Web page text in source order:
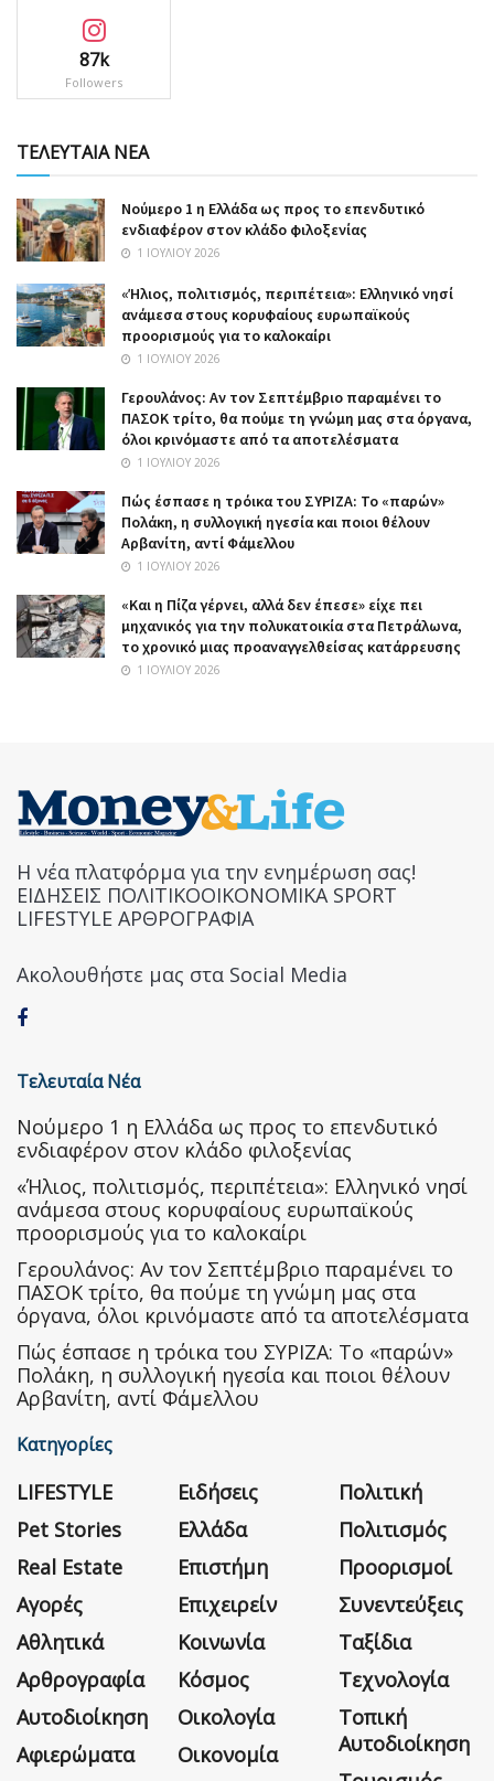
87k
Followers
ΤΕΛΕΥΤΑΙΑ ΝΕΑ
Nούμερο 1 η Ελλάδα ως προς το επενδυτικό
ενδιαφέρον στον κλάδο φιλοξενίας
1 ΙΟΥΛΊΟΥ 2026
«Ήλιος, πολιτισμός, περιπέτεια»: Ελληνικό νησί
ανάμεσα στους κορυφαίους ευρωπαϊκούς
προορισμούς για το καλοκαίρι
1 ΙΟΥΛΊΟΥ 2026
Γερουλάνος: Αν τον Σεπτέμβριο παραμένει το
ΠΑΣΟΚ τρίτο, θα πούμε τη γνώμη μας στα όργανα,
όλοι κρινόμαστε από τα αποτελέσματα
1 ΙΟΥΛΊΟΥ 2026
Πώς έσπασε η τρόικα του ΣΥΡΙΖΑ: Το «παρών»
Πολάκη, η συλλογική ηγεσία και ποιοι θέλουν
Αρβανίτη, αντί Φάμελλου
1 ΙΟΥΛΊΟΥ 2026
«Και η Πίζα γέρνει, αλλά δεν έπεσε» είχε πει
μηχανικός για την πολυκατοικία στα Πετράλωνα,
το χρονικό μιας προαναγγελθείσας κατάρρευσης
1 ΙΟΥΛΊΟΥ 2026
Η νέα πλατφόρμα για την ενημέρωση σας!
ΕΙΔΗΣΕΙΣ ΠΟΛΙΤΙΚΟΟΙΚΟΝΟΜΙΚΑ SPORT
LIFESTYLE ΑΡΘΡΟΓΡΑΦΙΑ
Ακολουθήστε μας στα Social Media
Τελευταία Νέα
Nούμερο 1 η Ελλάδα ως προς το επενδυτικό
ενδιαφέρον στον κλάδο φιλοξενίας
«Ήλιος, πολιτισμός, περιπέτεια»: Ελληνικό νησί
ανάμεσα στους κορυφαίους ευρωπαϊκούς
προορισμούς για το καλοκαίρι
Γερουλάνος: Αν τον Σεπτέμβριο παραμένει το
ΠΑΣΟΚ τρίτο, θα πούμε τη γνώμη μας στα
όργανα, όλοι κρινόμαστε από τα αποτελέσματα
Πώς έσπασε η τρόικα του ΣΥΡΙΖΑ: Το «παρών»
Πολάκη, η συλλογική ηγεσία και ποιοι θέλουν
Αρβανίτη, αντί Φάμελλου
Κατηγορίες
LIFESTYLE
Pet Stories
Real Estate
Αγορές
Αθλητικά
Αρθρογραφία
Αυτοδιοίκηση
Αφιερώματα
Ειδήσεις
Ελλάδα
Επιστήμη
Επιχειρείν
Κοινωνία
Κόσμος
Οικολογία
Οικονομία
Πολιτική
Πολιτισμός
Προορισμοί
Συνεντεύξεις
Ταξίδια
Τεχνολογία
Τοπική
Αυτοδιοίκηση